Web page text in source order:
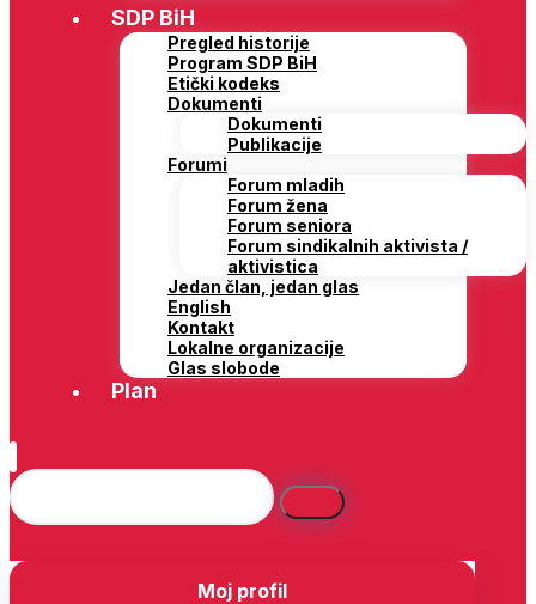
SDP BiH
Pregled historije
Program SDP BiH
Etički kodeks
Dokumenti
Dokumenti
Publikacije
Forumi
Forum mladih
Forum žena
Forum seniora
Forum sindikalnih aktivista /
aktivistica
Jedan član, jedan glas
English
Kontakt
Lokalne organizacije
Glas slobode
Plan
Moj profil